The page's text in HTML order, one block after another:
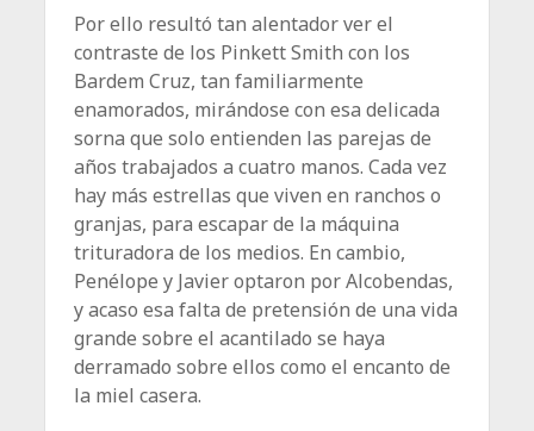
Por ello resultó tan alentador ver el
contraste de los Pinkett Smith con los
Bardem Cruz, tan familiarmente
enamorados, mirándose con esa delicada
sorna que solo entienden las parejas de
años trabajados a cuatro manos. Cada vez
hay más estrellas que viven en ranchos o
granjas, para escapar de la máquina
trituradora de los medios. En cambio,
Pené­lope y Javier optaron por Al­cobendas,
y acaso esa falta de pretensión de una vida
grande sobre el acantilado se haya
derramado sobre ellos como el encanto de
la miel casera.